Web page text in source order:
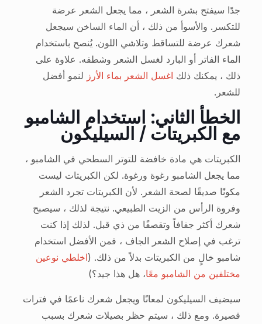
جدًا سيفتح بشرة الشعر ، مما يجعل الشعر عرضة
للتكسر. والأسوأ من ذلك ، أن الماء الساخن سيجعل
شعرك عرضة للتساقط وتلاشي اللون. يُنصح باستخدام
الماء الفاتر أو البارد لغسل الشعر وشطفه. علاوة على
ذلك ، يمكنك ذلك اغسل الشعر بماء الأرز لنمو أفضل
للشعر.
الخطأ الثاني: استخدام الشامبو
مع الكبريتات / السيليكون
الكبريتات هي مادة خافضة للتوتر السطحي في الشامبو ،
مما يجعل الشامبو رغوة ورغوة. لكن الكبريتات ليست
مكونًا صديقًا لصحة الشعر. لأن الكبريتات تجرد الشعر
وفروة الرأس من الزيت الطبيعي. نتيجة لذلك ، سيصبح
شعرك أكثر جفافاً وتقصفًا من ذي قبل. لذلك إذا كنت
ترغب في إصلاح الشعر الجاف ، فمن الأفضل استخدام
شامبو خالٍ من الكبريتات بدلاً من ذلك. (اخلطي نوعين
مختلفين من الشامبو معًا، هل هذا جيد؟)
سيضيف السيليكون لمعانًا ويجعل شعرك ناعمًا في فترات
قصيرة. ومع ذلك ، سيتم حظر بصيلات شعرك بسبب